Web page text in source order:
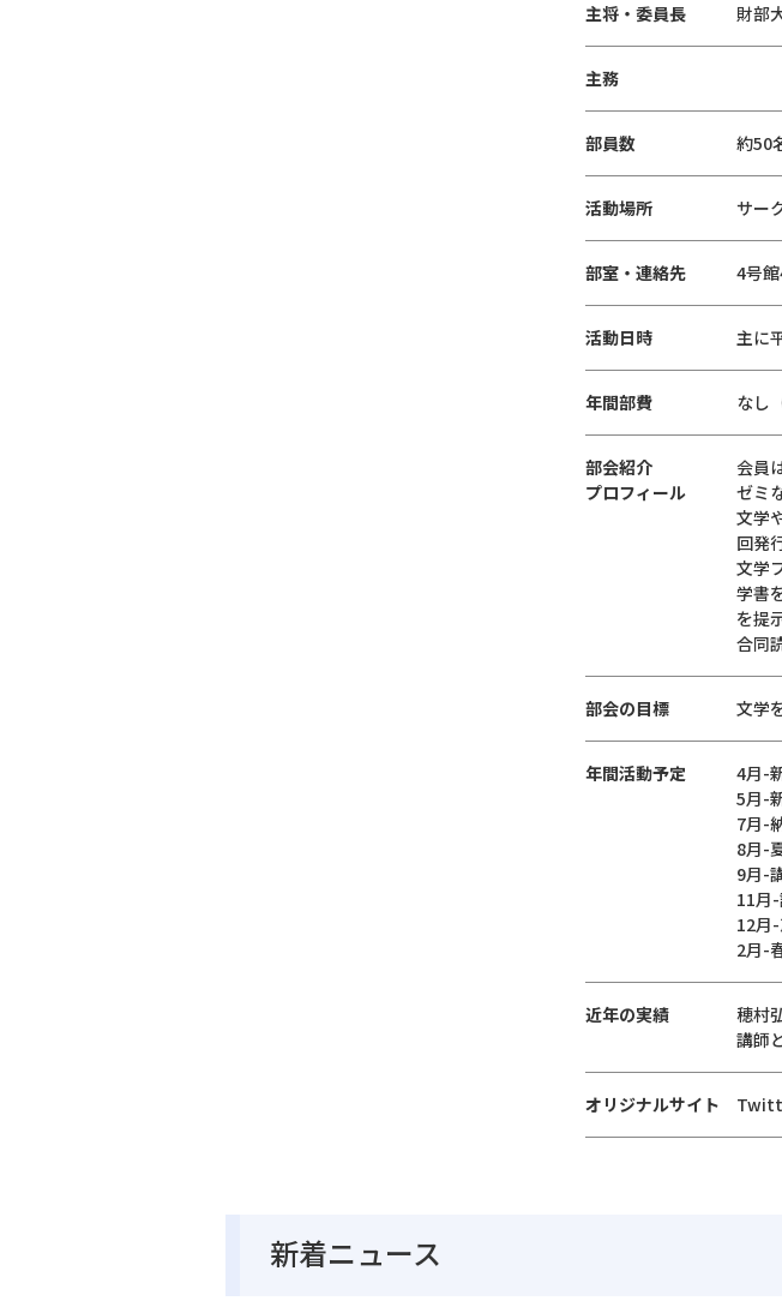
主将・委員長 財部
主務
部員数 約50
活動場所 サー
部室・連絡先 4号
活動日時 主に
年間部費 なし
部会紹介
プロフィール
会員
ゼミ
文学
回発
文学
学書
を提
合同
部会の目標 文学
年間活動予定
4月-
5月-
7月-
8月-
9月-
11月
12月
2月-
近年の実績
穂村
講師
オリジナルサイト
新着ニュース